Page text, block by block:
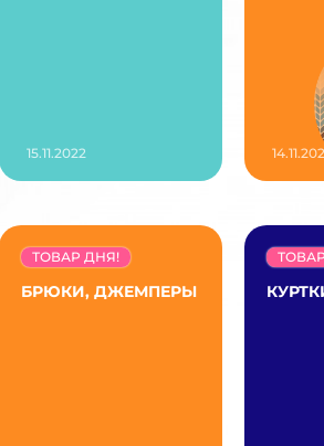
15.11.2022
БРЮКИ, ДЖЕМПЕРЫ
ТОВАР ДНЯ!